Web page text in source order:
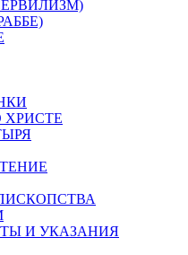
ХРИСТЕ
И УКАЗАНИЯ